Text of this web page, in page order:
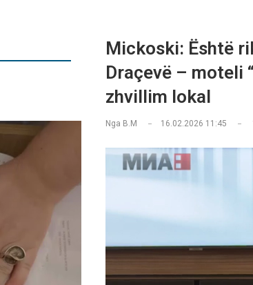
Mickoski: Është
Draçevë – moteli
zhvillim lokal
Nga B.M 16.02.2026 11:45